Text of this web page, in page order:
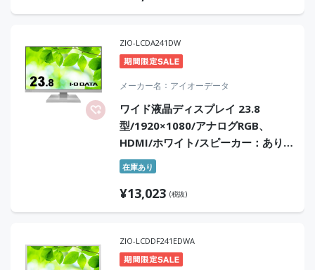
ZIO-LCDA241DW
メーカー名 アイオーデータ
ワイド液晶ディスプレイ 23.8
型/1920×1080/アナログRGB、
HDMI/ホワイト/スピーカー：あり/
よりサステナブルなディスプレイへ/
「5年保証」「無輝点保証」3辺フレ
ームレス
在庫あり
¥13,023 (税抜)
ZIO-LCDDF241EDWA